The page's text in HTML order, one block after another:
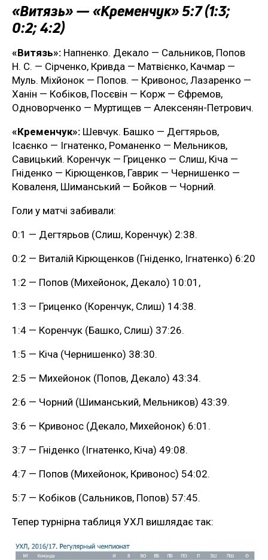
«Витязь» — «Кременчук» 5:7 (1:3;
0:2; 4:2)
«Витязь»: Напненко. Декало — Сальников, Попов
Н. С. — Сірченко, Кривда — Матвієнко, Качмар —
Муль. Міхйонок — Попов. — Кривонос, Лазаренко —
Ханін — Кобіков, Посєвін — Корж — Єфремов,
Одноворченко — Муртищев — Алексенян-Петрович.
«Кременчук»: Шевчук. Башко — Дегтярьов,
Ісаєнко — Ігнатенко, Романенко — Мельников,
Савицький. Коренчук — Гриценко — Слиш, Кіча —
Гніденко — Кірющенков, Гаврик — Чернишенко —
Коваленя, Шиманський — Бойков — Чорний.
Голи у матчі забивали:
0:1 — Дегтярьов (Слиш, Коренчук) 2:38.
0:2 — Виталій Кірющенков (Гніденко, Ігнатенко) 6:20
1:2 — Попов (Михейонок, Декало) 10:01,
1:3 — Гриценко (Коренчук, Слиш) 14:38.
1:4 — Коренчук (Башко, Слиш) 37:26.
1:5 — Кіча (Чернишенко) 38:30.
2:5 — Михейонок (Попов, Декало) 43:34.
2:6 — Чорний (Шиманський, Мельников) 43:39.
3:6 — Кривонос (Декало, Михейонок) 6:01.
3:7 — Гніденко (Ігнатенко, Кіча) 49:08.
4:7 — Попов (Михейонок, Кривонос) 54:02.
5:7 — Кобіков (Сальников, Попов) 57:45.
Тепер турнірна таблиця УХЛ вишлядає так: